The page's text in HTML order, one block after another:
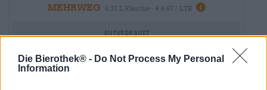
Die Bierothek® - Do Not Process My Personal
Information
MEHRWEG
0,33 L Flasche - € 6,67 / LTR
Ausverkauft